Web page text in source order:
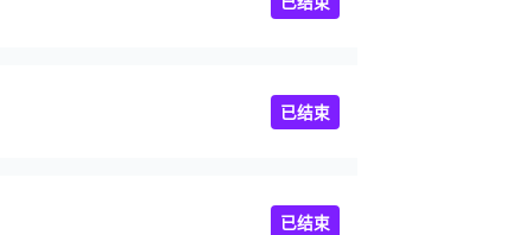
已结束
已结束